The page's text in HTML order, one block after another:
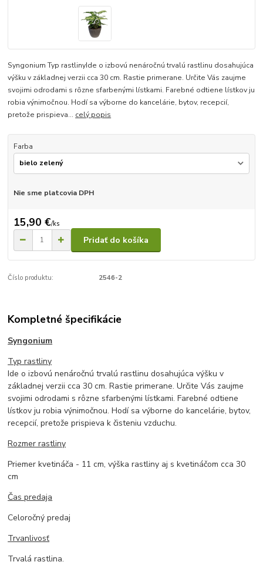
Syngonium Typ rastlinyIde o izbovú nenáročnú trvalú rastlinu dosahujúca
výšku v základnej verzii cca 30 cm. Rastie primerane. Určite Vás zaujme
svojimi odrodami s rôzne sfarbenými lístkami. Farebné odtiene lístkov ju
robia výnimočnou. Hodí sa výborne do kancelárie, bytov, recepcií,
pretože prispieva... celý popis
Farba
Nie sme platcovia DPH
15,90 €/ks
Pridať do košíka
Číslo produktu: 2546-2
Kompletné špecifikácie
Syngonium
Typ rastliny
Ide o izbovú nenáročnú trvalú rastlinu dosahujúca výšku v
základnej verzii cca 30 cm. Rastie primerane. Určite Vás zaujme
svojimi odrodami s rôzne sfarbenými lístkami. Farebné odtiene
lístkov ju robia výnimočnou. Hodí sa výborne do kancelárie, bytov,
recepcií, pretože prispieva k čisteniu vzduchu.
Rozmer rastliny
Priemer kvetináča - 11 cm, výška rastliny aj s kvetináčom cca 30
cm
Čas predaja
Celoročný predaj
Trvanlivosť
Trvalá rastlina.